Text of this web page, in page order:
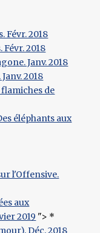
Févr. 2018
2018
Janv. 2018
2018
de
éléphants aux
l'Offensive.
aux
2019 "> *
Déc. 2018